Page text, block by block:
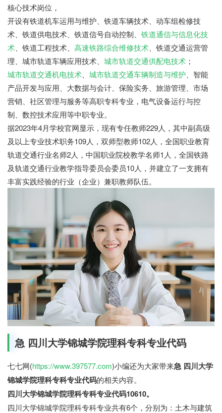
核心技术岗位，
开设有铁道机车运用与维护、铁道车辆技术、动车组检修技
术、铁道供电技术、铁道信号自动控制、 铁道通信与信息化技
术、铁道工程技术、 高速铁路综合维修技术、铁道交通运营管
理、城市轨道车辆应用技术、 城市轨道交通供配电技术 ；
城市轨道交通机电技术、 城市轨道交通车辆制造与维护、智能
产品开发与应用、大数据与会计、保险实务、旅游管理、市场
营销、社区管理与服务等高职专科专业，电气设备运行与控
制、数控技术应用等中职专业。
据2023年4月学校官网显示，现有专任教师229人，其中副高级
及以上专业技术职务109人，双师型教师102人，全国职业教育
轨道交通行业名师2人，中国职业院校教学名师1人，全国铁路
及轨道交通行业教学指导委员会委员10人，并建立了一支拥有
丰富实践经验的行业（企业）兼职教师队伍。
急 四川大学锦城学院理科专科专业代码
七七网(https://www.397577.com)小编还为大家带来急 四川大学
锦城学院理科专科专业代码的相关内容。
四川大学锦城学院理科专科专业代码10610。
四川大学锦城学院理科专科专业共有6个，分别为：土木与建筑